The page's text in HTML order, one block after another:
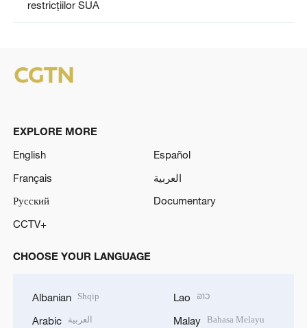
restricţiilor SUA
EXPLORE MORE
English
Español
Français
العربية
Русский
Documentary
CCTV+
CHOOSE YOUR LANGUAGE
Albanian Shqip
Arabic العربية
Lao ລາວ
Malay Bahasa Melayu